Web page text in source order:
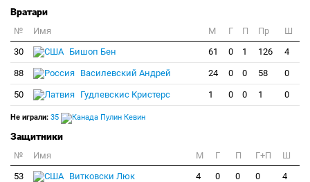
Вратари
№ Имя M Г П Пр
Ш
30
Бишоп Бен 61 0 1 126 4
88 Василевский Андрей 24 0 0 58 0
50 Гудлевскис Кристерс 1 0 0 1 0
Не играли: 35 Пулин Кевин
Защитники
№ Имя M Г П Г+П
Ш
53
Витковски Люк 4 0 0 0 4